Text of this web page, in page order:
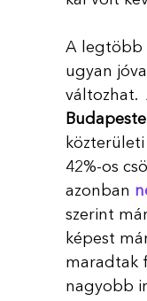
A legtöbb
ugyan
változhat.
közterületi
42%-os
azonban
szerint
képest
maradtak
nagyobb